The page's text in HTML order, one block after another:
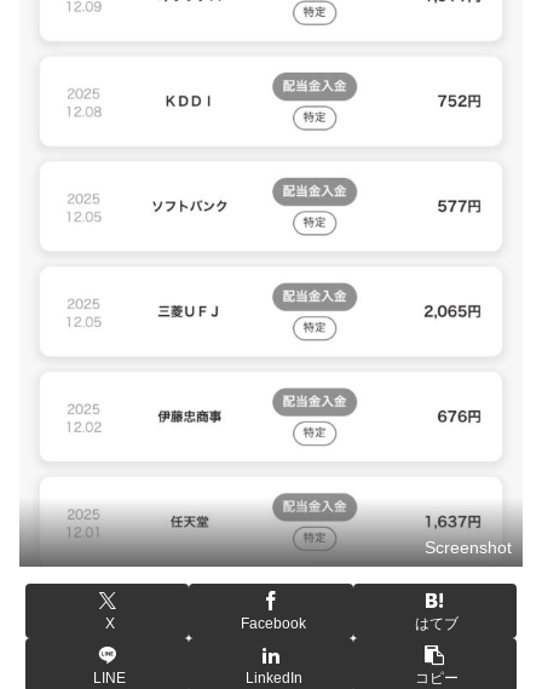
Screenshot
X Facebook はてブ
LINE LinkedIn コピー